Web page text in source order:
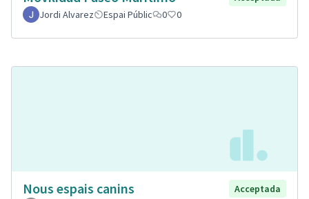
Jordi Alvarez
Espai Públic 0 0
Nous espais canins
Acceptada